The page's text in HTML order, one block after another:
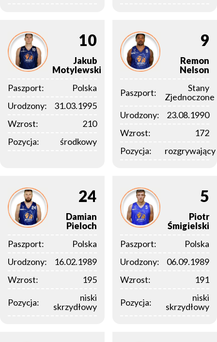
10
Jakub
Motylewski
Paszport:
Polska
Urodzony:
31.03.1995
Wzrost:
210
Pozycja:
środkowy
9
Remon
Nelson
Paszport:
Stany
Zjednoczone
Urodzony:
23.08.1990
Wzrost:
172
Pozycja:
rozgrywający
24
Damian
Pieloch
Paszport:
Polska
Urodzony:
16.02.1989
Wzrost:
195
Pozycja:
niski
skrzydłowy
5
Piotr
Śmigielski
Paszport:
Polska
Urodzony:
06.09.1989
Wzrost:
191
Pozycja:
niski
skrzydłowy